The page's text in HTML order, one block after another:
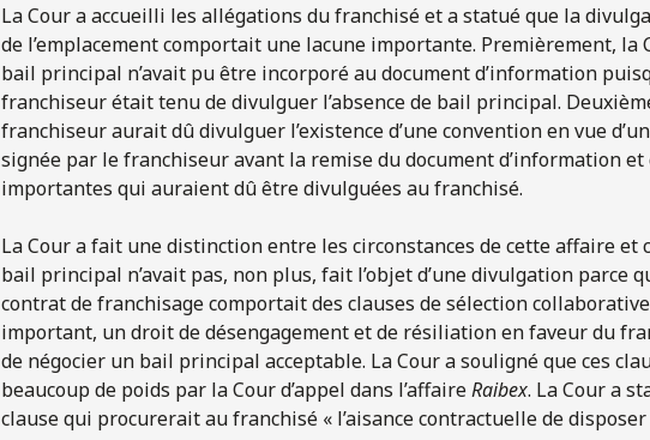
La Cour a accueilli les allégations du franchisé et a statué que la
de l’emplacement comportait une lacune importante. Premièrement, la
bail principal n’avait pu être incorporé au document d’information
franchiseur était tenu de divulguer l’absence de bail principal.
franchiseur aurait dû divulguer l’existence d’une convention en vue
signée par le franchiseur avant la remise du document d’information
importantes qui auraient dû être divulguées au franchisé.
La Cour a fait une distinction entre les circonstances de cette affaire et
bail principal n’avait pas, non plus, fait l’objet d’une divulgation parce
contrat de franchisage comportait des clauses de sélection
important, un droit de désengagement et de résiliation en faveur du
de négocier un bail principal acceptable. La Cour a souligné que ces
beaucoup de poids par la Cour d’appel dans l’affaireRaibex. La Cour a
clause qui procurerait au franchisé « l’aisance contractuelle de